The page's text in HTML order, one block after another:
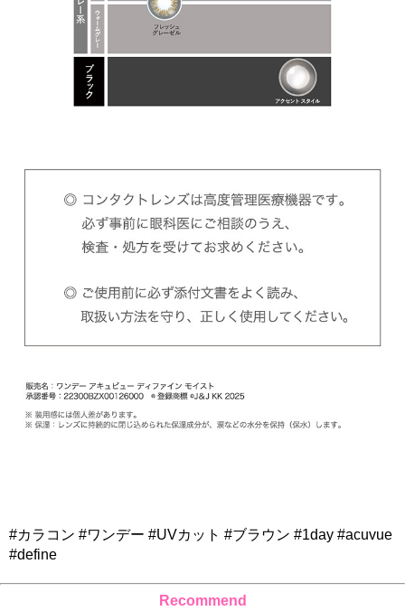
#カラコン #ワンデー #UVカット #ブラウン #1day #acuvue
#define
Recommend